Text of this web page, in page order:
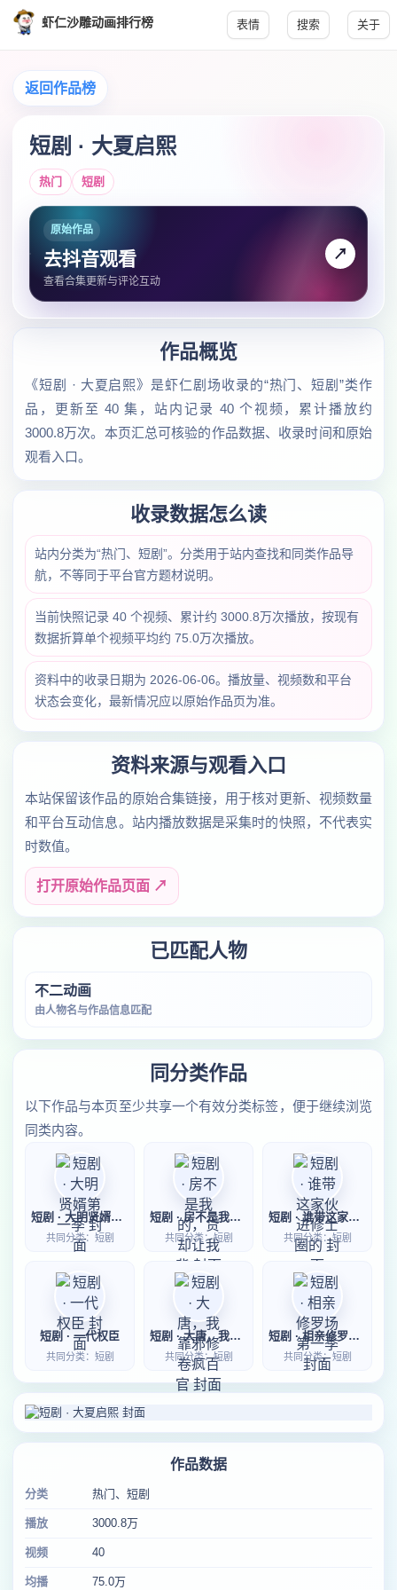
虾仁沙雕动画排行榜 表情 搜索 关于
返回作品榜
短剧 · 大夏启熙
热门 短剧
原始作品
去抖音观看
查看合集更新与评论互动
↗
作品概览
《短剧 · 大夏启熙》是虾仁剧场收录的“热门、短剧”类作
品，更新至 40 集，站内记录 40 个视频，累计播放约
3000.8万次。本页汇总可核验的作品数据、收录时间和原始
观看入口。
收录数据怎么读
站内分类为“热门、短剧”。分类用于站内查找和同类作品导
航，不等同于平台官方题材说明。
当前快照记录 40 个视频、累计约 3000.8万次播放，按现有
数据折算单个视频平均约 75.0万次播放。
资料中的收录日期为 2026-06-06。播放量、视频数和平台
状态会变化，最新情况应以原始作品页为准。
资料来源与观看入口
本站保留该作品的原始合集链接，用于核对更新、视频数量
和平台互动信息。站内播放数据是采集时的快照，不代表实
时数值。
打开原始作品页面 ↗
已匹配人物
不二动画
由人物名与作品信息匹配
同分类作品
以下作品与本页至少共享一个有效分类标签，便于继续浏览
同类内容。
短剧 · 大明贤婿第一季
共同分类：短剧
短剧 · 房不是我的，贷却让我背
共同分类：短剧
短剧 · 谁带这家伙进修士圈的
共同分类：短剧
短剧 · 一代权臣
共同分类：短剧
短剧 · 大唐，我靠邪修卷疯百官
共同分类：短剧
短剧 · 相亲修罗场第一季
共同分类：短剧
作品数据
分类 热门、短剧
播放 3000.8万
视频 40
均播 75.0万